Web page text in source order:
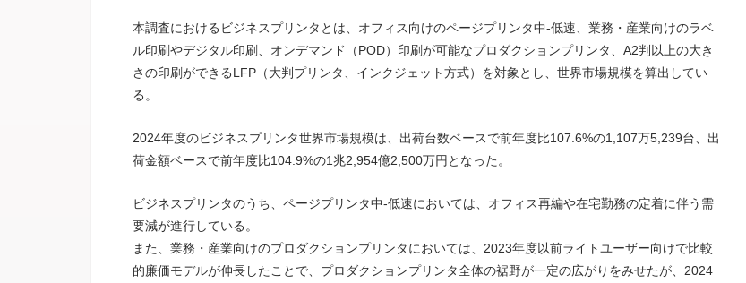
本調査におけるビジネスプリンタとは、オフィス向けのページプリンタ中-低速、業務・産業向けのラベ
ル印刷やデジタル印刷、オンデマンド（POD）印刷が可能なプロダクションプリンタ、A2判以上の大き
さの印刷ができるLFP（大判プリンタ、インクジェット方式）を対象とし、世界市場規模を算出してい
る。
2024年度のビジネスプリンタ世界市場規模は、出荷台数ベースで前年度比107.6%の1,107万5,239台、出
荷金額ベースで前年度比104.9%の1兆2,954億2,500万円となった。
ビジネスプリンタのうち、ページプリンタ中-低速においては、オフィス再編や在宅勤務の定着に伴う需
要減が進行している。
また、業務・産業向けのプロダクションプリンタにおいては、2023年度以前ライトユーザー向けで比較
的廉価モデルが伸長したことで、プロダクションプリンタ全体の裾野が一定の広がりをみせたが、2024